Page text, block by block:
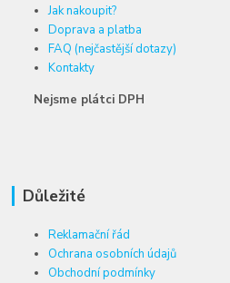
Jak nakoupit?
Doprava a platba
FAQ (nejčastější dotazy)
Kontakty
Nejsme plátci DPH
Důležité
Reklamační řád
Ochrana osobních údajů
Obchodní podmínky